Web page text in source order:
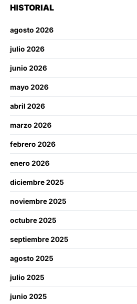
HISTORIAL
agosto 2026
julio 2026
junio 2026
mayo 2026
abril 2026
marzo 2026
febrero 2026
enero 2026
diciembre 2025
noviembre 2025
octubre 2025
septiembre 2025
agosto 2025
julio 2025
junio 2025